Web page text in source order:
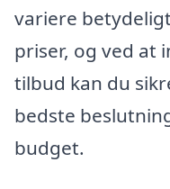
variere
priser, og ved at
tilbud kan du
bedste
budget.